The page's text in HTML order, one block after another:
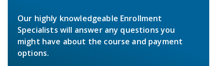
Our highly knowledgeable Enrollment
Specialists will answer any questions you
might have about the course and payment
options.